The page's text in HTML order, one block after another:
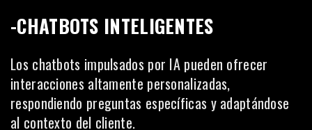
-CHATBOTS INTELIGENTES
Los chatbots impulsados por IA pueden ofrecer
interacciones altamente personalizadas,
respondiendo preguntas específicas y adaptándose
al contexto del cliente.